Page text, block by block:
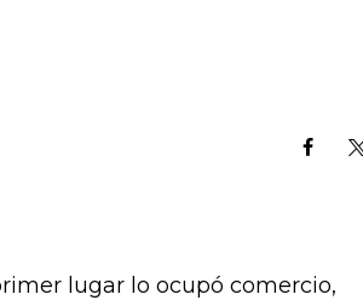
lugar lo ocupó comercio,